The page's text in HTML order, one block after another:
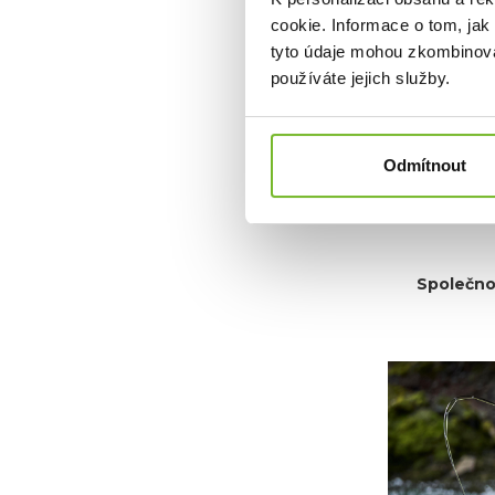
cookie. Informace o tom,
tyto údaje mohou
používáte jejich služby.
Odmítnout
Od roku
odolném
rybářů
které vám
značky
ale také
Grundéns
sportovních
udrží v